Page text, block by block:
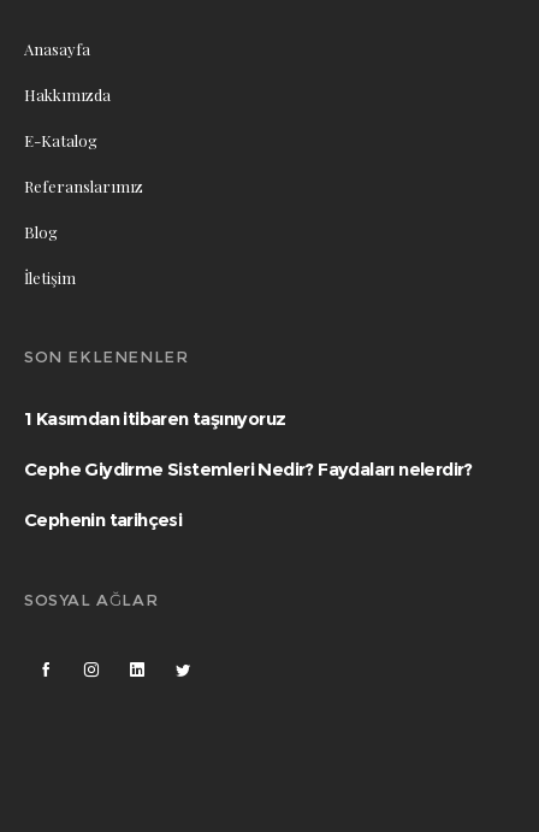
Anasayfa
Hakkımızda
E-Katalog
Referanslarımız
Blog
İletişim
SON EKLENENLER
1 Kasımdan itibaren taşınıyoruz
Cephe Giydirme Sistemleri Nedir? Faydaları nelerdir?
Cephenin tarihçesi
SOSYAL AĞLAR